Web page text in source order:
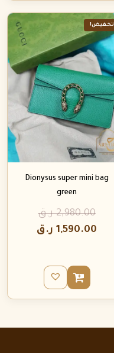
تخفيض!
Dionysus super mini bag
green
2,980.00 ر.ق
1,590.00 ر.ق